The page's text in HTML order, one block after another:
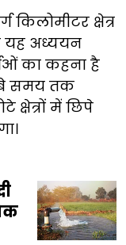
किलोमीटर क्षेत्र
यह अध्ययन
का कहना है
समय तक
क्षेत्रों में छिपे